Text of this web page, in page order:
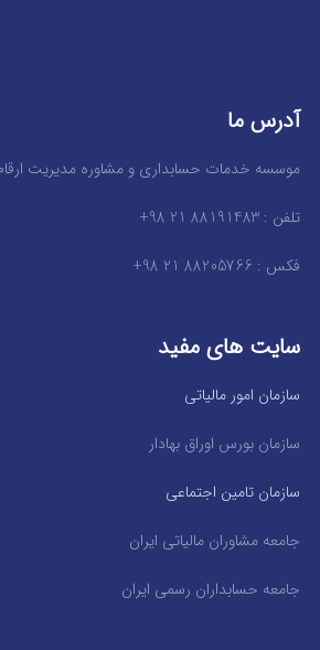
آدرس ما
موسسه خدمات حسابداری و مشاوره مدیریت
تلفن : 88191483 21 98+
فکس : 88205766 21 98+
سایت های مفید
سازمان امور مالیاتی
سازمان بورس اوراق بهادار
سازمان تامین اجتماعی
جامعه مشاوران مالیاتی ایران
جامعه حسابداران رسمی ایران